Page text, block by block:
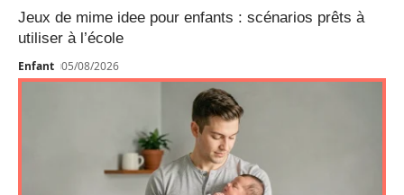
Jeux de mime idee pour enfants : scénarios prêts à
utiliser à l’école
Enfant 05/08/2026